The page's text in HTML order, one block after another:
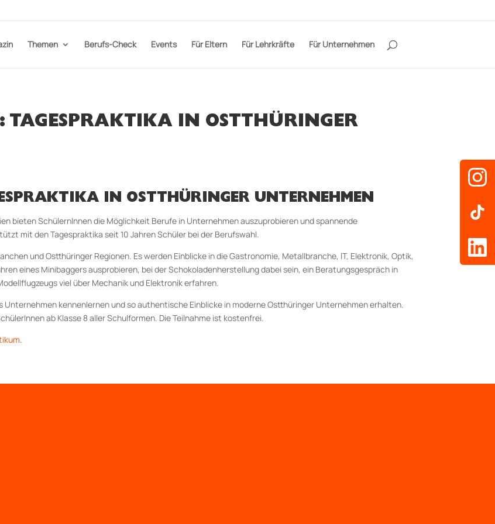
Themen Berufs-Check Events Für Eltern Für Lehrkräfte Für Unternehmen
TAGESPRAKTIKA IN OSTTHÜRINGER
IN OSTTHÜRINGER UNTERNEHMEN
bieten SchülernInnen die Möglichkeit Berufe in Unternehmen auszuprobieren und spannende
mit den Tagespraktika seit 10 Jahren Schüler bei der Berufswahl.
und Ostthüringer Regionen. Es werden Einblicke in die Gastronomie, Metallbranche, IT, Elektronik, Optik,
eines Minibaggers ausprobieren, bei der Schokoladenherstellung dabei sein, ein Beratungsgespräch in
viel über Mechanik und Elektronik erfahren.
Unternehmen kennenlernen und so authentische Einblicke in moderne Ostthüringer Unternehmen erhalten.
ab Klasse 8 aller Schulformen. Die Teilnahme ist kostenfrei.
.